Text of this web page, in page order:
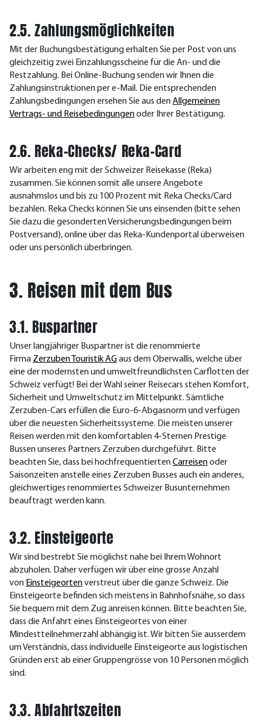
2.5. Zahlungsmöglichkeiten
Mit der Buchungsbestätigung erhalten Sie per Post von uns
gleichzeitig zwei Einzahlungsscheine für die An- und die
Restzahlung. Bei Online-Buchung senden wir Ihnen die
Zahlungsinstruktionen per e-Mail. Die entsprechenden
Zahlungsbedingungen ersehen Sie aus denAllgemeinen
Vertrags- und Reisebedingungenoder Ihrer Bestätigung.
2.6. Reka-Checks/ Reka-Card
Wir arbeiten eng mit der Schweizer Reisekasse (Reka)
zusammen. Sie können somit alle unsere Angebote
ausnahmslos und bis zu 100 Prozent mit Reka Checks/Card
bezahlen. Reka Checks können Sie uns einsenden (bitte sehen
Sie dazu die gesonderten Versicherungsbedingungen beim
Postversand), online über das Reka-Kundenportal überweisen
oder uns persönlich überbringen.
3. Reisen mit dem Bus
3.1. Buspartner
Unser langjähriger Buspartner ist die renommierte
Firma Zerzuben Touristik AGaus dem Oberwallis, welche über
eine der modernsten und umweltfreundlichsten Carflotten der
Schweiz verfügt! Bei der Wahl seiner Reisecars stehen Komfort,
Sicherheit und Umweltschutz im Mittelpunkt. Sämtliche
Zerzuben-Cars erfüllen die Euro-6-Abgasnorm und verfügen
über die neuesten Sicherheitssysteme. Die meisten unserer
Reisen werden mit den komfortablen 4-Sternen Prestige
Bussen unseres Partners Zerzuben durchgeführt. Bitte
beachten Sie, dass bei hochfrequentiertenCarreisenoder
Saisonzeiten anstelle eines Zerzuben Busses auch ein anderes,
gleichwertiges renommiertes Schweizer Busunternehmen
beauftragt werden kann.
3.2. Einsteigeorte
Wir sind bestrebt Sie möglichst nahe bei Ihrem Wohnort
abzuholen. Daher verfügen wir über eine grosse Anzahl
von Einsteigeortenverstreut über die ganze Schweiz. Die
Einsteigeorte befinden sich meistens in Bahnhofsnähe, so dass
Sie bequem mit dem Zug anreisen können. Bitte beachten Sie,
dass die Anfahrt eines Einsteigeortes von einer
Mindestteilnehmerzahl abhängig ist. Wir bitten Sie ausserdem
um Verständnis, dass individuelle Einsteigeorte aus logistischen
Gründen erst ab einer Gruppengrösse von 10 Personen möglich
sind.
3.3. Abfahrtszeiten